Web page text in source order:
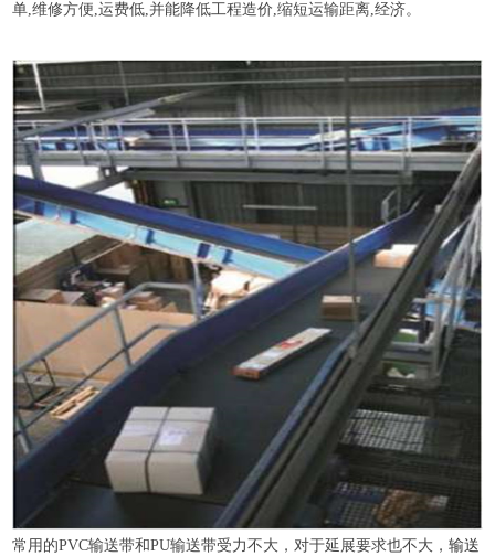
单,维修方便,运费低,并能降低工程造价,缩短运输距离,经济。
常用的PVC输送带和PU输送带受力不大，对于延展要求也不大，输送